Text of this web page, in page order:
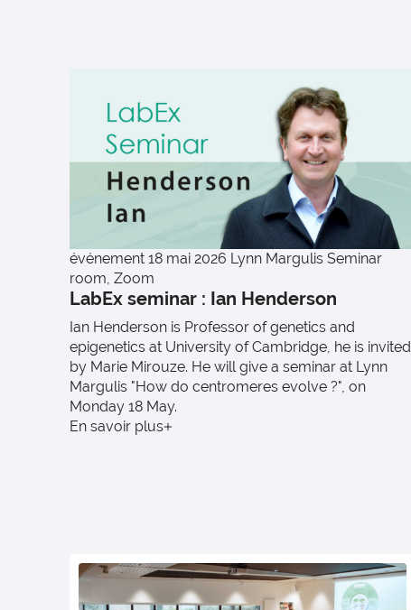
événement 18 mai 2026 Lynn Margulis Seminar
room, Zoom
LabEx seminar : Ian Henderson
Ian Henderson is Professor of genetics and
epigenetics at University of Cambridge, he is invited
by Marie Mirouze. He will give a seminar at Lynn
Margulis "How do centromeres evolve ?", on
Monday 18 May.
En savoir plus